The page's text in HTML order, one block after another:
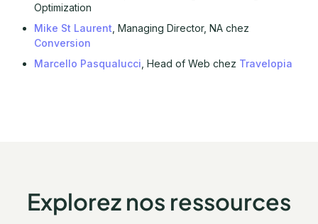
Optimization
Mike St Laurent , Managing Director, NA chez
Conversion
Marcello Pasqualucci , Head of Web chez Travelopia
Explorez nos ressources